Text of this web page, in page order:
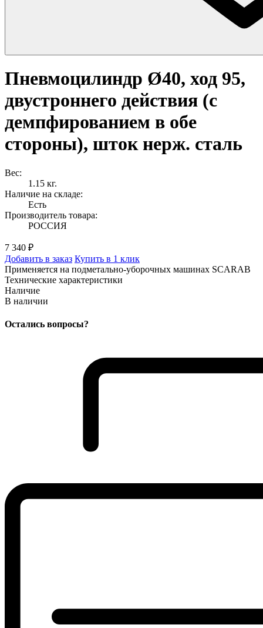
Пневмоцилиндр Ø40, ход 95,
двустроннего действия (с
демпфированием в обе
стороны), шток нерж. сталь
Вес:
1.15 кг.
Наличие на складе:
Есть
Производитель товара:
РОССИЯ
7 340 ₽
Добавить в заказ Купить в 1 клик
Применяется на подметально-уборочных машинах SCARAB
Технические характеристики
Наличие
В наличии
Остались вопросы?